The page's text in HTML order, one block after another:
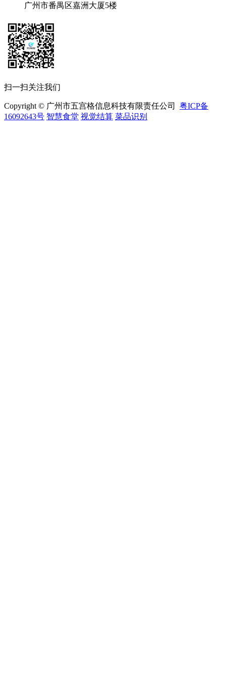
广州市番禺区嘉洲大厦5楼
扫一扫关注我们
Copyright © 广州市五宫格信息科技有限责任公司 粤ICP备
16092643号 智慧食堂 视觉结算 菜品识别